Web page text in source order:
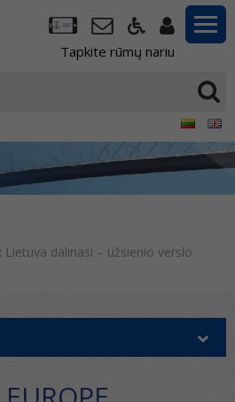
Tapkite rūmų nariu
dalinasi – užsienio verslo